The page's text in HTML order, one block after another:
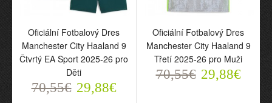
Oficiální Fotbalový Dres
Manchester City Haaland
9 Čtvrtý EA Sport 2025-
26 pro Muži
Oficiální Fotbalový Dres
Manchester City Haaland 9
Čtvrtý EA Sport 2025-26 pro
Děti
70,55€ 29,88€
Oficiální Fotbalový Dres
Manchester City Haaland 9
Třetí 2025-26 pro Muži
70,55€ 29,88€